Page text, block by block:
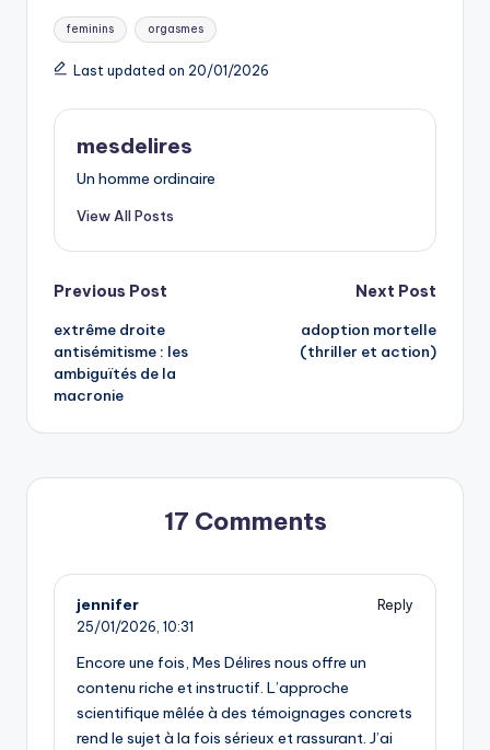
Tags:
feminins orgasmes
Last updated on 20/01/2026
mesdelires
Un homme ordinaire
View All Posts
Post
navigation
Previous Post
extrême droite
antisémitisme : les
ambiguïtés de la
macronie
Next Post
adoption mortelle
(thriller et action)
17 Comments
jennifer
Reply
25/01/2026, 10:31
Encore une fois, Mes Délires nous offre un
contenu riche et instructif. L’approche
scientifique mêlée à des témoignages concrets
rend le sujet à la fois sérieux et rassurant. J’ai